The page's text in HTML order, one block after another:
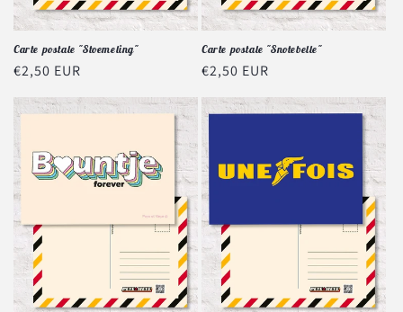
Carte postale "Stoemeling"
Prix
€2,50 EUR
Carte postale "Snotebelle"
Prix
€2,50 EUR